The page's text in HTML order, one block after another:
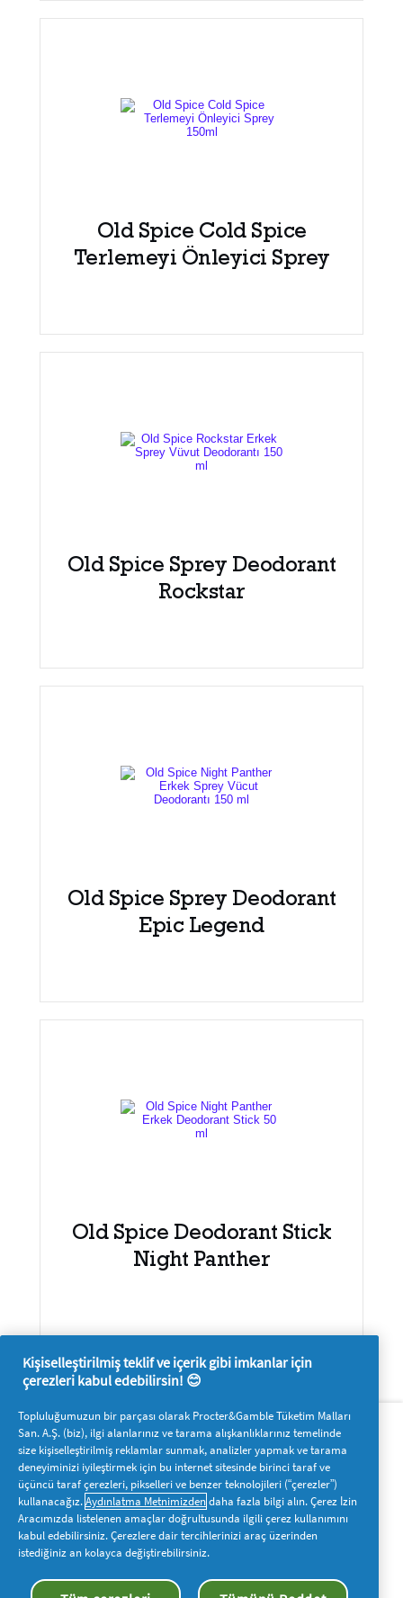
Old Spice Cold Spice
Terlemeyi Önleyici Sprey
Old Spice Sprey Deodorant
Rockstar
Old Spice Sprey Deodorant
Epic Legend
Old Spice Deodorant Stick
Night Panther
Hakkımızda
P&G'ye ulaşın
Pg.com.tr’yi ziyaret edin
Bizi takip edin
Benim Verilerim Hüküm ve Koşullar Gizlilik
Kişiselleştirilmiş teklif ve içerik gibi imkanlar için
çerezleri kabul edebilirsin! 😊
Topluluğumuzun bir parçası olarak Procter&Gamble Tüketim Malları
San. A.Ş. (biz), ilgi alanlarınız ve tarama alışkanlıklarınız temelinde
size kişiselleştirilmiş reklamlar sunmak, analizler yapmak ve tarama
deneyiminizi iyileştirmek için bu internet sitesinde birinci taraf ve
üçüncü taraf çerezleri, pikselleri ve benzer teknolojileri (“çerezler”)
kullanacağız.Aydınlatma Metnimizdendaha fazla bilgi alın. Çerez İzin
Aracımızda listelenen amaçlar doğrultusunda ilgili çerez kullanımını
kabul edebilirsiniz. Çerezlere dair tercihlerinizi araç üzerinden
istediğiniz an kolayca değiştirebilirsiniz.